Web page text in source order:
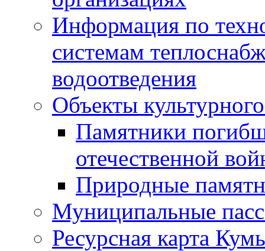
Информация по
системам
водоотведения
Объекты
Памятники
отечественной
Природные
Муниципальные
Ресурсная карта